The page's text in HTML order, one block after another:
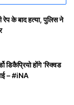
के बाद हत्या, पुलिस ने
होंगे ‘स्क्विड
– #iNA